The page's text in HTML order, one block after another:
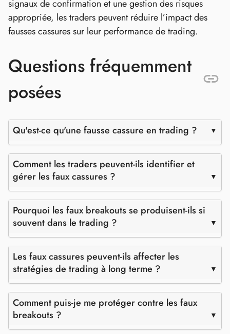
signaux de confirmation et une gestion des risques
appropriée, les traders peuvent réduire l’impact des
fausses cassures sur leur performance de trading.
Questions fréquemment
posées
Qu'est-ce qu'une fausse cassure en trading ?
Comment les traders peuvent-ils identifier et
gérer les faux cassures ?
Pourquoi les faux breakouts se produisent-ils si
souvent dans le trading ?
Les faux cassures peuvent-ils affecter les
stratégies de trading à long terme ?
Comment puis-je me protéger contre les faux
breakouts ?